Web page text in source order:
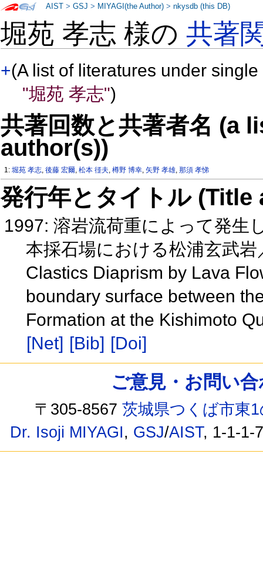
堀苑 孝志 様の共著
+(A list of literatures under
"堀苑 孝志")
共著回数と共著者名 (a
author(s))
1:堀苑 孝志,後藤 宏爾,松本 徰夫,樽野 博幸,矢野 孝雄,那須 孝悌
発行年とタイトル
1997: 溶岩流荷重によって発生
本採石場における松浦玄武
Clastics Diaprism by Lava
boundary surface between
Formation at the Kishimoto
[Net] [Bib] [Doi]
AIST >GSJ > MIYAGI(the Author) >nkysdb (this DB)
ご意見・お問い
〒305-8567茨城県つくば市東
Dr. Isoji MIYAGI, GSJ/AIST, 1-1-1-